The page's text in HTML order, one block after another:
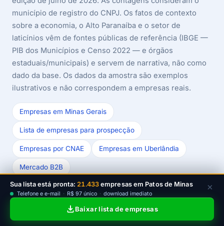
município de registro do CNPJ. Os fatos de contexto
sobre a economia, o Alto Paranaíba e o setor de
laticínios vêm de fontes públicas de referência (IBGE —
PIB dos Municípios e Censo 2022 — e órgãos
estaduais/municipais) e servem de narrativa, não como
dado da base. Os dados da amostra são exemplos
ilustrativos e não correspondem a empresas reais.
Empresas em Minas Gerais
Lista de empresas para prospecção
Empresas por CNAE Empresas em Uberlândia
Mercado B2B
Última revisão das fontes e dados: julho/2026.
Sua lista está pronta: 21.433empresas em Patos de Minas
Telefone e e-mail · R$ 97 único · download imediato
Baixar lista de empresas
×